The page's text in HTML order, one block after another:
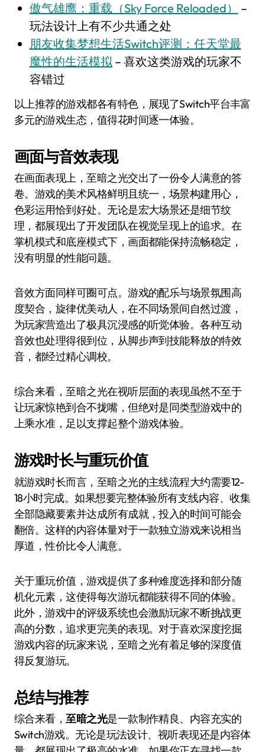
傲气雄鹰：重载（Sky Force Reloaded）
–
玩法设计上有不少共通之处
朋友收集梦想生活Switch评测：任天堂最
魔性的生活模拟– 喜欢这类游戏的玩家不
容错过
以上推荐的游戏都各有特色，展现了Switch平台丰富
多元的游戏生态，值得花时间逐一体验。
画面与音效表现
在画面表现上，至暗之光交出了一份令人满意的答
卷。游戏的美术风格鲜明且统一，场景构建用心，
色彩运用恰到好处。无论是宏大场景还是细节纹
理，都展现出了开发团队在视觉呈现上的追求。在
掌机模式和底座模式下，画面都能保持流畅稳定，
没有明显的性能问题。
音效方面同样可圈可点。游戏的配乐与场景氛围高
度契合，旋律优美动人，在不同场景间自然过渡，
为玩家营造出了极具沉浸感的听觉体验。各种互动
音效也处理得很到位，从脚步声到技能释放的特效
音，都经过精心调校。
综合来看，至暗之光在视听层面的表现虽然不至于
让玩家惊艳到合不拢嘴，但绝对是同类型游戏中的
上乘水准，足以支撑起整个游戏体验。
游戏时长与重玩价值
就游戏时长而言，至暗之光的主线流程大约需要12-
18小时完成。如果想要完整体验所有支线内容、收集
全部隐藏要素并达成所有成就，投入的时间可能会
翻倍。这样的内容体量对于一款独立游戏来说相当
厚道，性价比令人满意。
关于重玩价值，游戏提供了多种难度选择和部分随
机化元素，这使得每次游玩都能获得不同的体验。
此外，游戏中的评级系统也会激励玩家不断挑战更
高的分数，追求更完美的表现。对于喜欢深度挖掘
游戏内容的玩家来说，至暗之光有着足够的深度值
得反复游玩。
总结与推荐
综合来看，至暗之光是一款制作精良、内容充实的
Switch游戏。无论是玩法设计、视听表现还是内容体